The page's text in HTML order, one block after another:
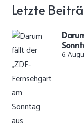
Letzte
6.